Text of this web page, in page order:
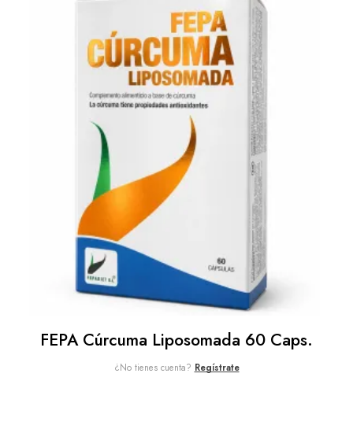
FEPA Cúrcuma Liposomada 60 Caps.
¿No tienes cuenta? Regístrate